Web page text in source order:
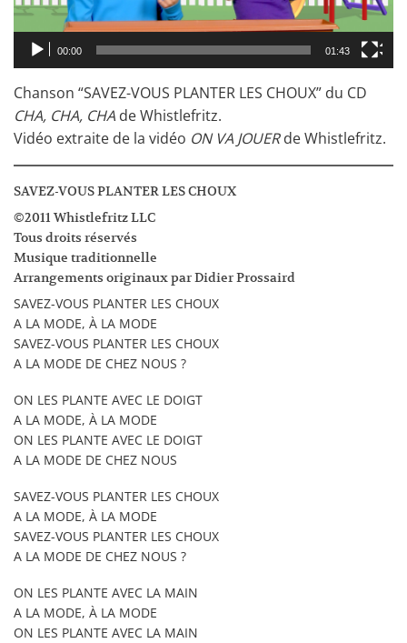
00:00 01:43
Chanson “SAVEZ-VOUS PLANTER LES CHOUX” du CD
CHA, CHA, CHA de Whistlefritz.
Vidéo extraite de la vidéo ON VA JOUERde Whistlefritz.
SAVEZ-VOUS PLANTER LES CHOUX
©2011 Whistlefritz LLC
Tous droits réservés
Musique traditionnelle
Arrangements originaux par Didier Prossaird
SAVEZ-VOUS PLANTER LES CHOUX
A LA MODE, À LA MODE
SAVEZ-VOUS PLANTER LES CHOUX
A LA MODE DE CHEZ NOUS ?
ON LES PLANTE AVEC LE DOIGT
A LA MODE, À LA MODE
ON LES PLANTE AVEC LE DOIGT
A LA MODE DE CHEZ NOUS
SAVEZ-VOUS PLANTER LES CHOUX
A LA MODE, À LA MODE
SAVEZ-VOUS PLANTER LES CHOUX
A LA MODE DE CHEZ NOUS ?
ON LES PLANTE AVEC LA MAIN
A LA MODE, À LA MODE
ON LES PLANTE AVEC LA MAIN